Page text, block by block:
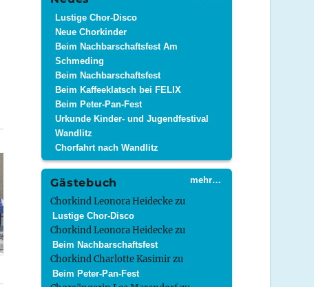
Lustige Chor-Disco
Neue Chorkinder
Beim Nachbarschaftsfest Am
Schmeding
Beim Nachbarschaftsfest
Beim Kaffeeklatsch bei FELIX
Beim Peter-Pan-Fest
Urkunde Kinder- und Jugendfestival
Wandlitz
Chorfahrt nach Wandlitz
mehr…
Gästebuch
Chorkind Leonora Heideckezu
Lustige Chor-Disco
Chorkind Leonora Heideckezu
Beim Nachbarschaftsfest
Chorkind Charlotte Kasimirzu
Beim Peter-Pan-Fest